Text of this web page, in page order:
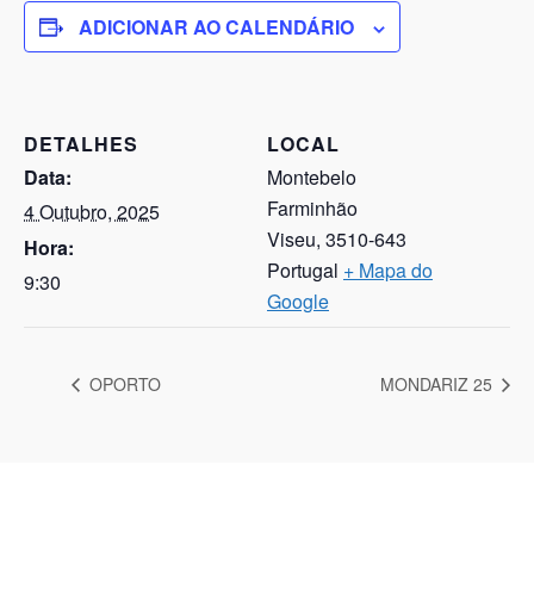
ADICIONAR AO CALENDÁRIO
DETALHES
Data:
4 Outubro, 2025
Hora:
9:30
LOCAL
Montebelo
Farminhão
Viseu, 3510-643
Portugal + Mapa do
Google
OPORTO MONDARIZ 25